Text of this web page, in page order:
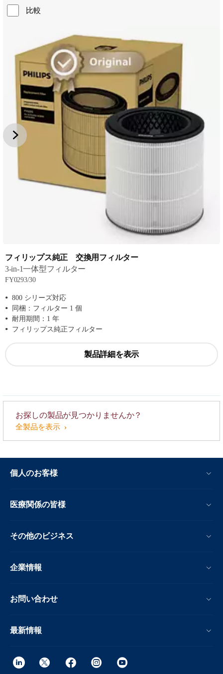
比較
フィリップス純正 交換用フィルター
3-in-1一体型フィルター
FY0293/30
800 シリーズ対応
同梱：フィルター 1 個
耐用期間：1 年
フィリップス純正フィルター
製品詳細を表示
お探しの製品が見つかりませんか？
全製品を表示
個人のお客様
医療関係の皆様
その他のビジネス
企業情報
お問い合わせ
最新情報